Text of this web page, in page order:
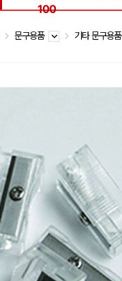
100
문구용품 기타 문구용